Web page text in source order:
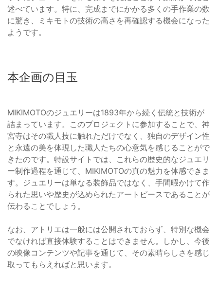
述べています。特に、完成までにかかる多くの手作業の数
に驚き、ミキモトの技術の高さを再確認する機会になった
ようです。
本企画の目玉
MIKIMOTOのジュエリーは1893年から続く伝統と技術が
詰まっています。このプロジェクトに参加することで、神
宮寺はその職人技に触れただけでなく、独自のデザイン性
と永遠の美を体現した職人たちの心意気を感じることがで
きたのです。特設サイトでは、これらの歴史的なジュエリ
ー制作過程を通じて、MIKIMOTOの真の魅力を体感できま
す。ジュエリーは単なる装飾品ではなく、手間暇かけて作
られた思いや歴史が込められたアートピースであることが
伝わることでしょう。
なお、アトリエは一般には公開されておらず、特別な機会
でなければ直接体験することはできません。しかし、今後
の映像コンテンツや記事を通じて、その素晴らしさを感じ
取ってもらえればと思います。